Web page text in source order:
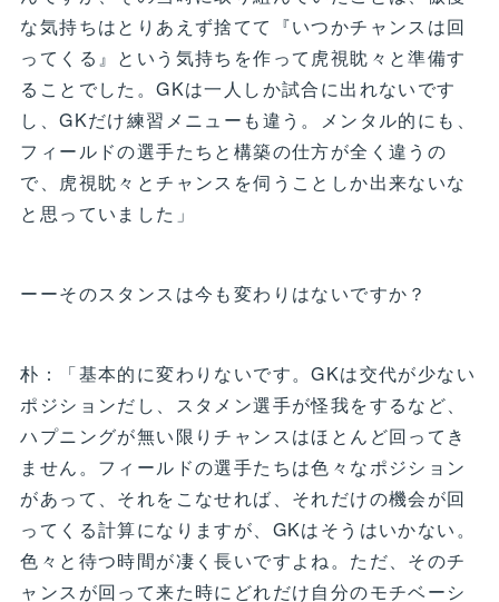
な気持ちはとりあえず捨てて『いつかチャンスは回
ってくる』という気持ちを作って虎視眈々と準備す
ることでした。GKは一人しか試合に出れないです
し、GKだけ練習メニューも違う。メンタル的にも、
フィールドの選手たちと構築の仕方が全く違うの
で、虎視眈々とチャンスを伺うことしか出来ないな
と思っていました」
ーーそのスタンスは今も変わりはないですか？
朴：「基本的に変わりないです。GKは交代が少ない
ポジションだし、スタメン選手が怪我をするなど、
ハプニングが無い限りチャンスはほとんど回ってき
ません。フィールドの選手たちは色々なポジション
があって、それをこなせれば、それだけの機会が回
ってくる計算になりますが、GKはそうはいかない。
色々と待つ時間が凄く長いですよね。ただ、そのチ
ャンスが回って来た時にどれだけ自分のモチベーシ